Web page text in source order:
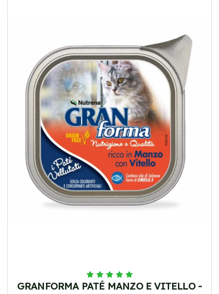
GRANFORMA PATÉ MANZO E VITELLO -